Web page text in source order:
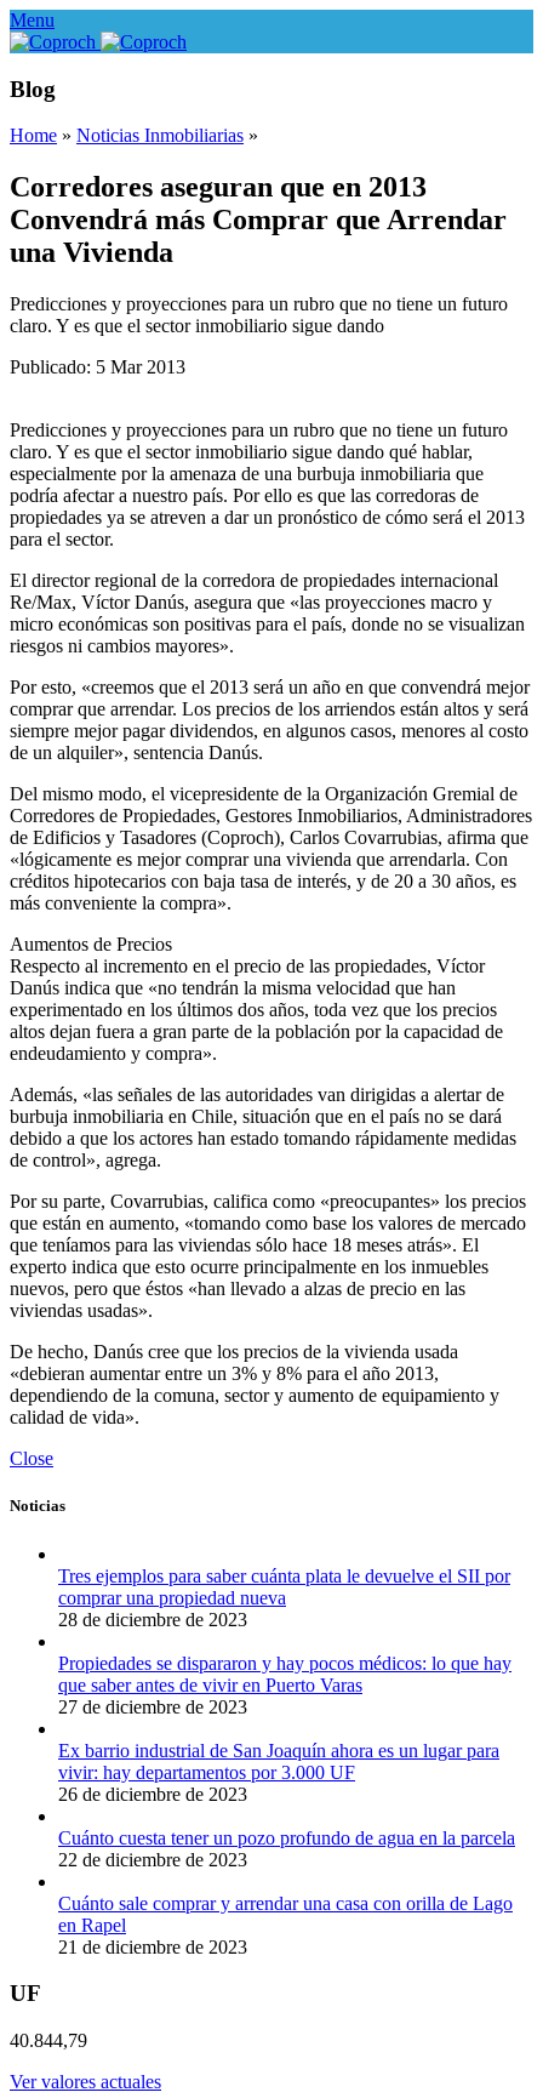
Menu
Blog
Home » Noticias Inmobiliarias »
Corredores aseguran que en 2013
Convendrá más Comprar que Arrendar
una Vivienda
Predicciones y proyecciones para un rubro que no tiene un futuro
claro. Y es que el sector inmobiliario sigue dando
Publicado: 5 Mar 2013
Predicciones y proyecciones para un rubro que no tiene un futuro
claro. Y es que el sector inmobiliario sigue dando qué hablar,
especialmente por la amenaza de una burbuja inmobiliaria que
podría afectar a nuestro país. Por ello es que las corredoras de
propiedades ya se atreven a dar un pronóstico de cómo será el 2013
para el sector.
El director regional de la corredora de propiedades internacional
Re/Max, Víctor Danús, asegura que «las proyecciones macro y
micro económicas son positivas para el país, donde no se visualizan
riesgos ni cambios mayores».
Por esto, «creemos que el 2013 será un año en que convendrá mejor
comprar que arrendar. Los precios de los arriendos están altos y será
siempre mejor pagar dividendos, en algunos casos, menores al costo
de un alquiler», sentencia Danús.
Del mismo modo, el vicepresidente de la Organización Gremial de
Corredores de Propiedades, Gestores Inmobiliarios, Administradores
de Edificios y Tasadores (Coproch), Carlos Covarrubias, afirma que
«lógicamente es mejor comprar una vivienda que arrendarla. Con
créditos hipotecarios con baja tasa de interés, y de 20 a 30 años, es
más conveniente la compra».
Aumentos de Precios
Respecto al incremento en el precio de las propiedades, Víctor
Danús indica que «no tendrán la misma velocidad que han
experimentado en los últimos dos años, toda vez que los precios
altos dejan fuera a gran parte de la población por la capacidad de
endeudamiento y compra».
Además, «las señales de las autoridades van dirigidas a alertar de
burbuja inmobiliaria en Chile, situación que en el país no se dará
debido a que los actores han estado tomando rápidamente medidas
de control», agrega.
Por su parte, Covarrubias, califica como «preocupantes» los precios
que están en aumento, «tomando como base los valores de mercado
que teníamos para las viviendas sólo hace 18 meses atrás». El
experto indica que esto ocurre principalmente en los inmuebles
nuevos, pero que éstos «han llevado a alzas de precio en las
viviendas usadas».
De hecho, Danús cree que los precios de la vivienda usada
«debieran aumentar entre un 3% y 8% para el año 2013,
dependiendo de la comuna, sector y aumento de equipamiento y
calidad de vida».
Close
Noticias
Tres ejemplos para saber cuánta plata le devuelve el SII por
comprar una propiedad nueva
28 de diciembre de 2023
Propiedades se dispararon y hay pocos médicos: lo que hay
que saber antes de vivir en Puerto Varas
27 de diciembre de 2023
Ex barrio industrial de San Joaquín ahora es un lugar para
vivir: hay departamentos por 3.000 UF
26 de diciembre de 2023
Cuánto cuesta tener un pozo profundo de agua en la parcela
22 de diciembre de 2023
Cuánto sale comprar y arrendar una casa con orilla de Lago
en Rapel
21 de diciembre de 2023
UF
40.844,79
Ver valores actuales